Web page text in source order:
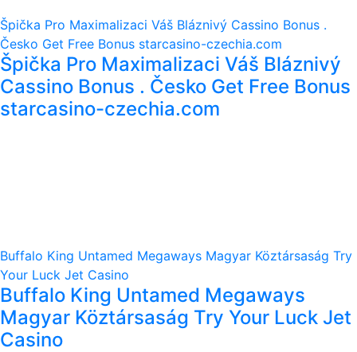
Špička Pro Maximalizaci Váš Bláznivý Cassino Bonus .
Česko Get Free Bonus starcasino-czechia.com
Špička Pro Maximalizaci Váš Bláznivý
Cassino Bonus . Česko Get Free Bonus
starcasino-czechia.com
Buffalo King Untamed Megaways Magyar Köztársaság Try
Your Luck Jet Casino
Buffalo King Untamed Megaways
Magyar Köztársaság Try Your Luck Jet
Casino